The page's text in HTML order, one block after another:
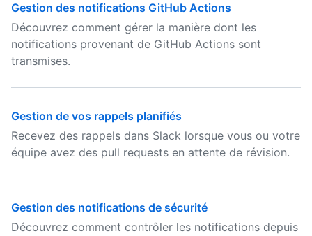
Gestion des notifications GitHub Actions
Découvrez comment gérer la manière dont les
notifications provenant de GitHub Actions sont
transmises.
Gestion de vos rappels planifiés
Recevez des rappels dans Slack lorsque vous ou votre
équipe avez des pull requests en attente de révision.
Gestion des notifications de sécurité
Découvrez comment contrôler les notifications depuis